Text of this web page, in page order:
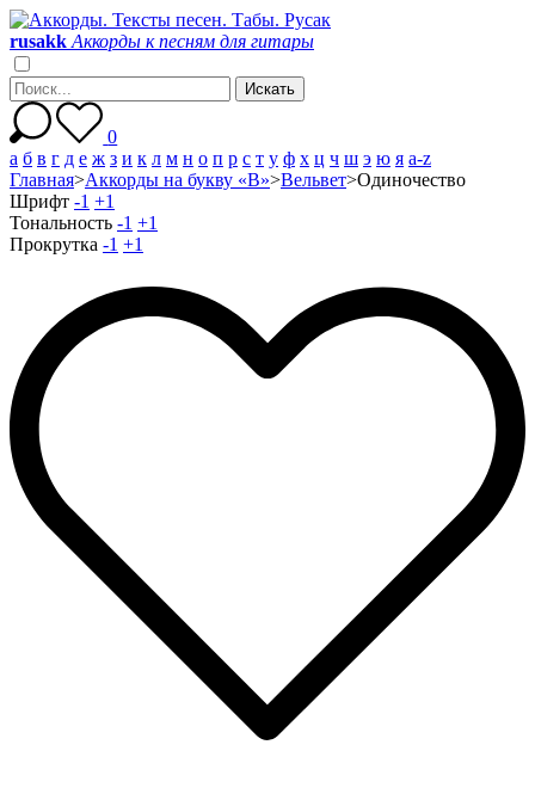
rusakk Аккорды к песням для гитары
0
а б в г д е ж з и к л м н о п р с т у ф х ц ч ш э ю я a-z
Главная>Аккорды на букву «В»>Вельвет>Одиночество
Шрифт -1 +1
Тональность -1 +1
Прокрутка -1 +1